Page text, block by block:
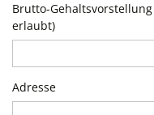
Brutto-
erlaubt)
Adresse